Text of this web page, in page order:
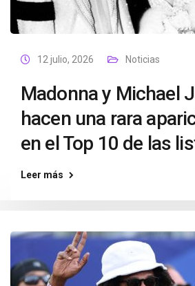
12 julio, 2026 Noticias
Madonna y Michael
hacen una rara
en el Top 10 de las
Leer más